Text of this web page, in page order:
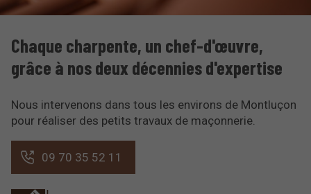
Chaque charpente, un chef-d'œuvre,
grâce à nos deux décennies d'expertise
Nous intervenons dans tous les environs de Montluçon
pour réaliser des petits travaux de maçonnerie.
09 70 35 52 11